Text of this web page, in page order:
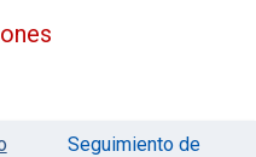
Seguimiento de